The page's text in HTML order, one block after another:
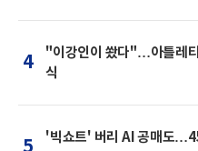
4
"이강인이 쐈다"…아틀레티
식
'빅쇼트' 버리 AI 공매도